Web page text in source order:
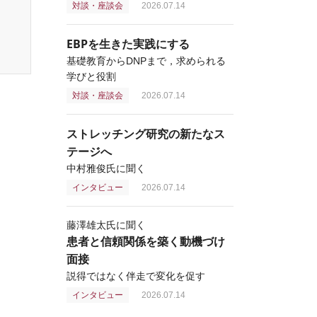
対談・座談会 2026.07.14
EBPを生きた実践にする
基礎教育からDNPまで，求められる
学びと役割
対談・座談会 2026.07.14
ストレッチング研究の新たなス
テージへ
中村雅俊氏に聞く
インタビュー 2026.07.14
藤澤雄太氏に聞く
患者と信頼関係を築く動機づけ
面接
説得ではなく伴走で変化を促す
インタビュー 2026.07.14